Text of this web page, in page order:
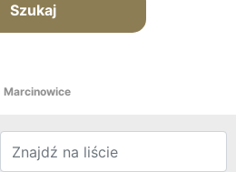
Szukaj
Marcinowice